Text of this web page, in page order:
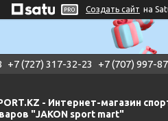
Создать сайт на
+7 (727) 317-32-23 +7 (707) 997-
- Интернет-магазин
"JAKON sport mart"